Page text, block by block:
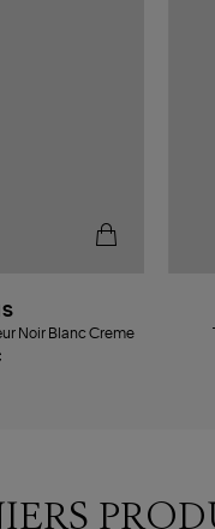
Noir Blanc Creme